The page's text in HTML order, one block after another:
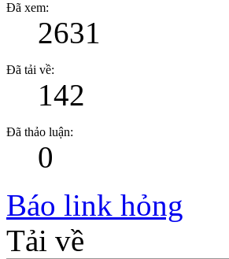
Đã xem:
2631
Đã tải về:
142
Đã thảo luận:
0
Báo link hỏng
Tải về